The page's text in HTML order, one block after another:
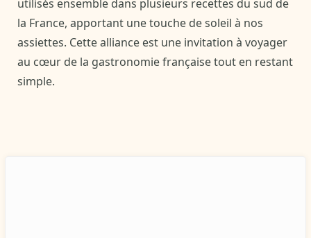
utilisés ensemble dans plusieurs recettes du sud de
la France, apportant une touche de soleil à nos
assiettes. Cette alliance est une invitation à voyager
au cœur de la gastronomie française tout en restant
simple.